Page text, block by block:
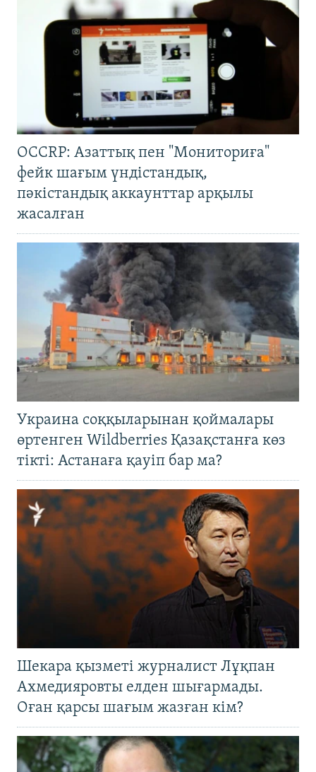
OCCRP: Азаттық пен "Мониториға"
фейк шағым үндістандық,
пәкістандық аккаунттар арқылы
жасалған
Украина соққыларынан қоймалары
өртенген Wildberries Қазақстанға көз
тікті: Астанаға қауіп бар ма?
Шекара қызметі журналист Лұқпан
Ахмедияровты елден шығармады.
Оған қарсы шағым жазған кім?